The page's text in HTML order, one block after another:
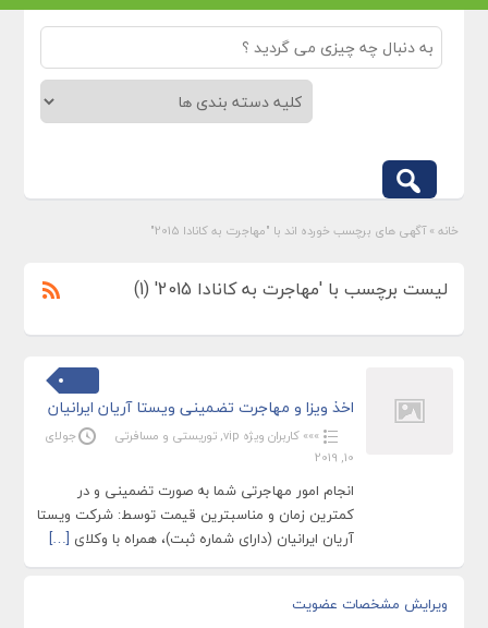
خانه » آگهی های برچسب خورده اند با "مهاجرت به کانادا 2015"
لیست برچسب با 'مهاجرت به کانادا 2015' (1)
اخذ ویزا و مهاجرت تضمینی ویستا آریان ایرانیان
»»» کاربران ویژه vip , توریستی و مسافرتی
جولای
10, 2019
انجام امور مهاجرتی شما به صورت تضمینی و در
کمترین زمان و مناسبترین قیمت توسط: شرکت ویستا
آریان ایرانیان (دارای شماره ثبت)، همراه با وکلای […]
ویرایش مشخصات عضویت